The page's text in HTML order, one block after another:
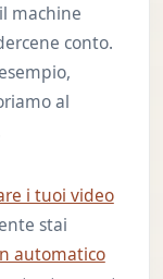
machine
conto.
al
i tuoi video
stai
automatico